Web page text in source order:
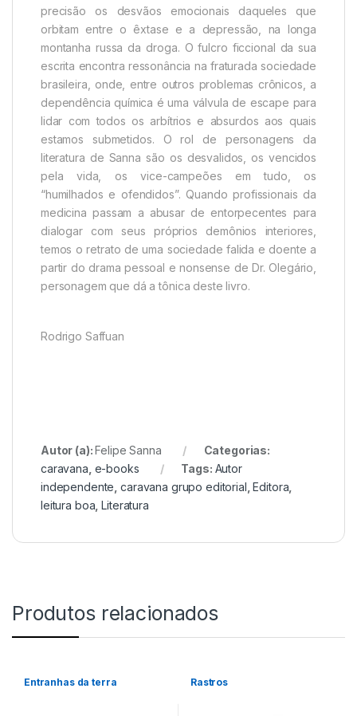
precisão os desvãos emocionais daqueles que
orbitam entre o êxtase e a depressão, na longa
montanha russa da droga. O fulcro ficcional da sua
escrita encontra ressonância na fraturada sociedade
brasileira, onde, entre outros problemas crônicos, a
dependência química é uma válvula de escape para
lidar com todos os arbítrios e absurdos aos quais
estamos submetidos. O rol de personagens da
literatura de Sanna são os desvalidos, os vencidos
pela vida, os vice-campeões em tudo, os
“humilhados e ofendidos”. Quando profissionais da
medicina passam a abusar de entorpecentes para
dialogar com seus próprios demônios interiores,
temos o retrato de uma sociedade falida e doente a
partir do drama pessoal e nonsense de Dr. Olegário,
personagem que dá a tônica deste livro.
Rodrigo Saffuan
Autor (a):Felipe Sanna
Categorias:
caravana e-books Tags: Autor
independente ,caravana grupo editorial ,Editora
leitura boa ,Literatura
Produtos relacionados
Entranhas da terra Rastros